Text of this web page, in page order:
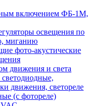
включением ФБ-1М,
освещения по
миганию
фото-акустические
движения и света
движения, светореле
(с фотореле)